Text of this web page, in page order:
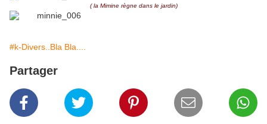
( la Mimine règne dans le jardin)
#k-Divers..Bla Bla....
Partager